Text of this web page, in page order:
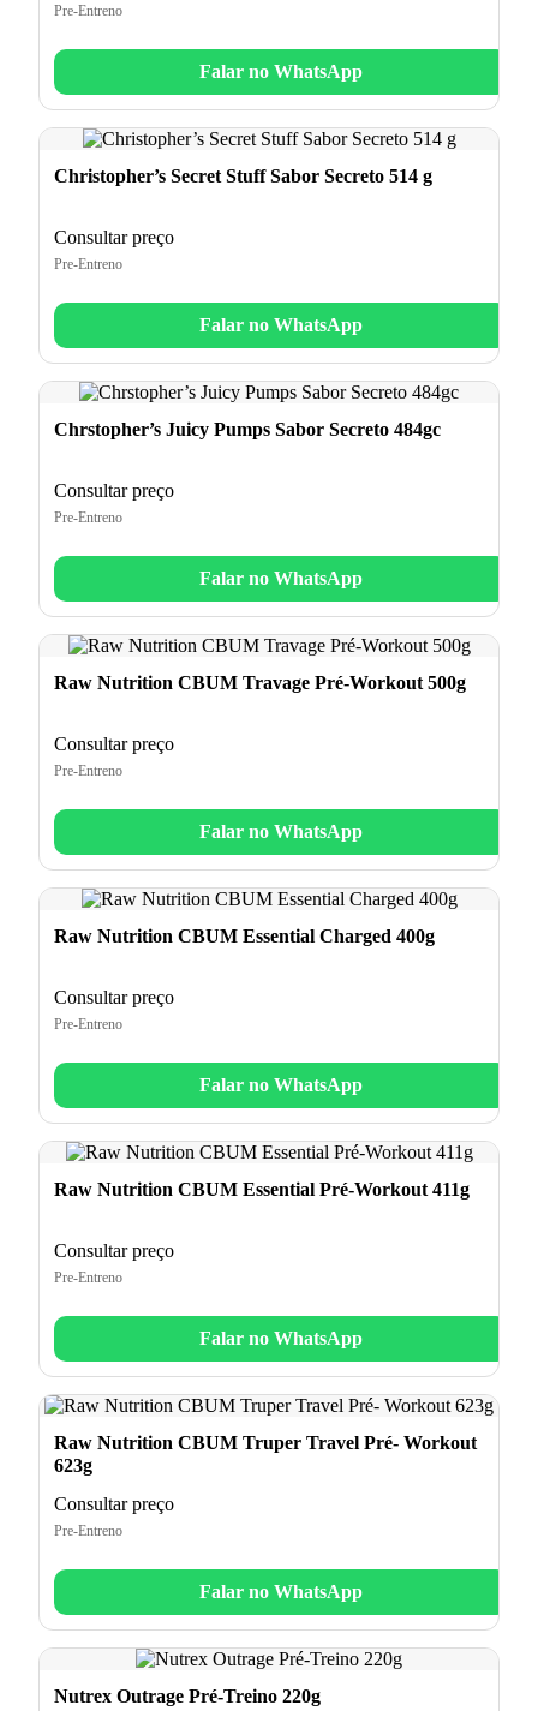
Pre-Entreno
Falar no WhatsApp
Christopher’s Secret Stuff Sabor Secreto 514 g
Consultar preço
Pre-Entreno
Falar no WhatsApp
Chrstopher’s Juicy Pumps Sabor Secreto 484gc
Consultar preço
Pre-Entreno
Falar no WhatsApp
Raw Nutrition CBUM Travage Pré-Workout 500g
Consultar preço
Pre-Entreno
Falar no WhatsApp
Raw Nutrition CBUM Essential Charged 400g
Consultar preço
Pre-Entreno
Falar no WhatsApp
Raw Nutrition CBUM Essential Pré-Workout 411g
Consultar preço
Pre-Entreno
Falar no WhatsApp
Raw Nutrition CBUM Truper Travel Pré- Workout
623g
Consultar preço
Pre-Entreno
Falar no WhatsApp
Nutrex Outrage Pré-Treino 220g